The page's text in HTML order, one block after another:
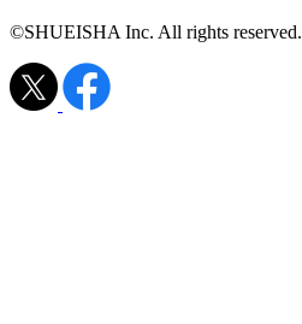
©SHUEISHA Inc. All rights reserved.